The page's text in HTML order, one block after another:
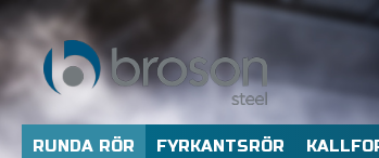
RUNDA RÖR FYRKANTSRÖR